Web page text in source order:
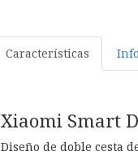
Características
Xiaomi Smart
Diseño de doble cesta